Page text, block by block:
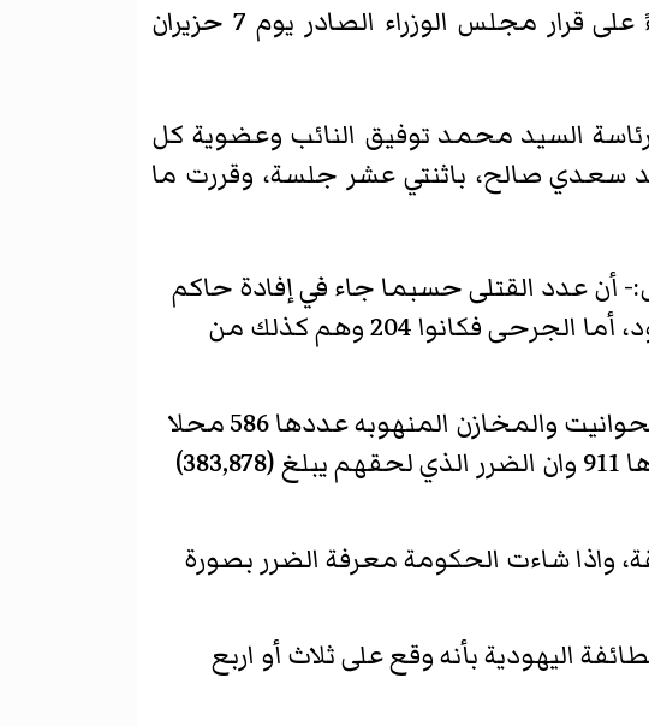
ولقد شكلت لجنة للتحقيق بحوادث يومي 1 و 2 حزيران من عام 1941 بناءً على قرار مجلس الوزراء الصادر يوم 7 حزيران
عام 1941. اجتمعت اللجنة برئاسة السيد محمد توفيق النائب وعضوية كل
سعدي صالح، باثنتي عشر جلسة، وقررت ما
أن عدد القتلى حسبما جاء في إفادة حاكم
التحقيق أنهم 110 بضمنهم 28 امرأة. وهم من الإسلام ( مسلمين ) واليهود، أما الجرحى فكانوا 204 وهم كذلك من
أما رئيس الطائفة اليهودية فيدعي ان القتلى والجرحى أكثر من ذلك وان الحوانيت والمخازن المنهوبه عددها 586 محلا
وان ثمن ما نهب منها يبلغ (271.402)دينار ويدعي ان الدور المنهوبه عددها 911 وان الضرر الذي لحقهم يبلغ (383,878)
واذا شاءت الحكومة معرفة الضرر بصورة
اليهودية بأنه وقع على ثلاث أو اربع